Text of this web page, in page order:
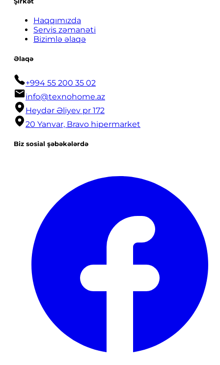
Haqqımızda
Servis zəmanəti
Bizimlə əlaqə
Əlaqə
+994 55 200 35 02
info@texnohome.az
Heydər Əliyev pr 172
20 Yanvar, Bravo hipermarket
Biz sosial şəbəkələrdə